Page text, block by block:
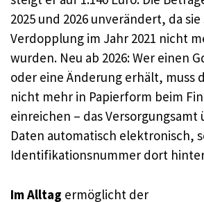
2025 und 2026 unverändert, da
Verdopplung im Jahr 2021 nicht
wurden. Neu ab 2026: Wer einen
oder eine Änderung erhält, muss
nicht mehr in Papierform beim
einreichen – das
Daten automatisch elektronisch,
Identifikationsnummer dort
Im Alltag ermöglicht der